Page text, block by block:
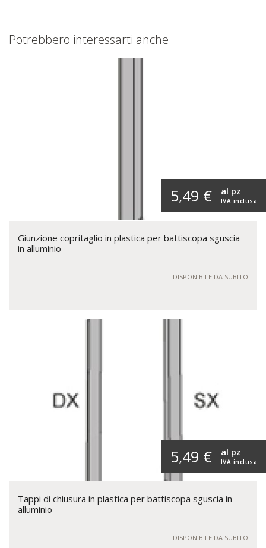
Potrebbero interessarti anche
5,49 € IVA inclusa
al pz
Giunzione copritaglio in plastica per battiscopa sguscia
in alluminio
DISPONIBILE DA SUBITO
5,49 € IVA inclusa
al pz
Tappi di chiusura in plastica per battiscopa sguscia in
alluminio
DISPONIBILE DA SUBITO